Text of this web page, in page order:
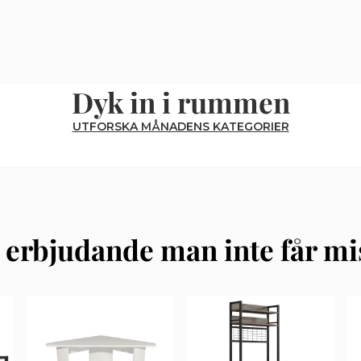
Dyk in i rummen
UTFORSKA MÅNADENS KATEGORIER
man inte får